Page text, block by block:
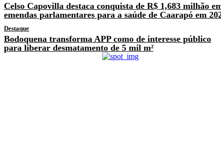
Celso Capovilla destaca conquista de R$ 1,683 milhão
emendas parlamentares para a saúde de Caarapó em
Destaque
Bodoquena transforma APP como de interesse público
para liberar desmatamento de 5 mil m²